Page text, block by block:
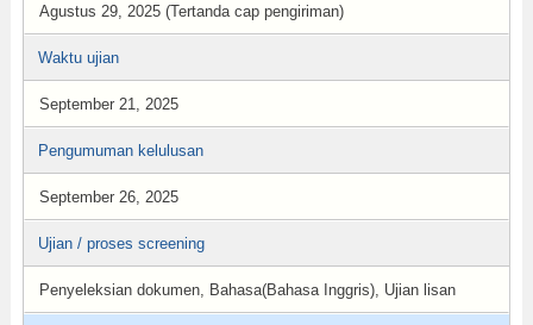
Agustus 29, 2025 (Tertanda cap pengiriman)
Waktu ujian
September 21, 2025
Pengumuman kelulusan
September 26, 2025
Ujian / proses screening
Penyeleksian dokumen, Bahasa(Bahasa Inggris), Ujian lisan